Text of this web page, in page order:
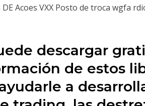
Acoes VXX Posto de troca wgfa
descargar
de estos
a